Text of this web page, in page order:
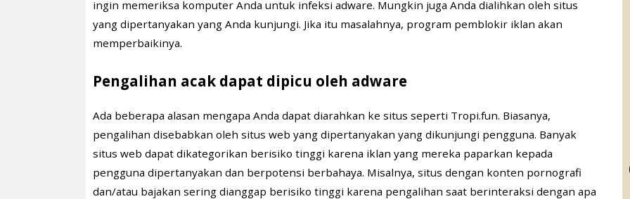
ingin memeriksa komputer Anda untuk infeksi adware. Mungkin juga Anda dialihkan oleh situs
yang dipertanyakan yang Anda kunjungi. Jika itu masalahnya, program pemblokir iklan akan
memperbaikinya.
Pengalihan acak dapat dipicu oleh adware
Ada beberapa alasan mengapa Anda dapat diarahkan ke situs seperti Tropi.fun. Biasanya,
pengalihan disebabkan oleh situs web yang dipertanyakan yang dikunjungi pengguna. Banyak
situs web dapat dikategorikan berisiko tinggi karena iklan yang mereka paparkan kepada
pengguna dipertanyakan dan berpotensi berbahaya. Misalnya, situs dengan konten pornografi
dan/atau bajakan sering dianggap berisiko tinggi karena pengalihan saat berinteraksi dengan apa